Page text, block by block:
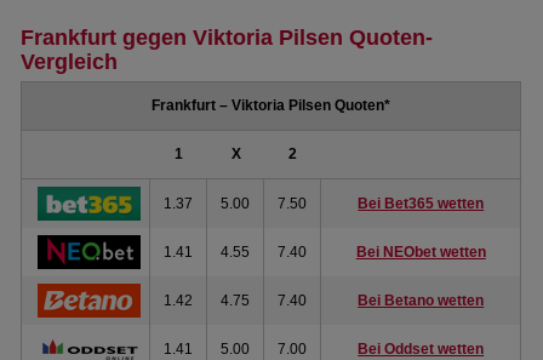
Frankfurt gegen Viktoria Pilsen Quoten-
Vergleich
Frankfurt – Viktoria Pilsen Quoten*
1 X 2
1.37 5.00 7.50 Bei Bet365 wetten
1.41 4.55 7.40 Bei NEObet wetten
1.42 4.75 7.40 Bei Betano wetten
1.41 5.00 7.00 Bei Oddset wetten